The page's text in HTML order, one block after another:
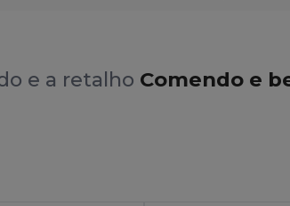
e a retalho Comendo e